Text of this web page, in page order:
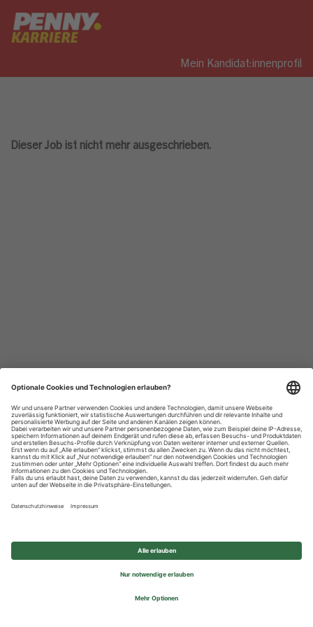
Mein Kandidat:innenprofil
Dieser Job ist nicht mehr ausgeschrieben.
Datenschutzhinweise
Impressum
Privatsphäre-Einstellungen
© 2026 REWE Group - All rights reserved